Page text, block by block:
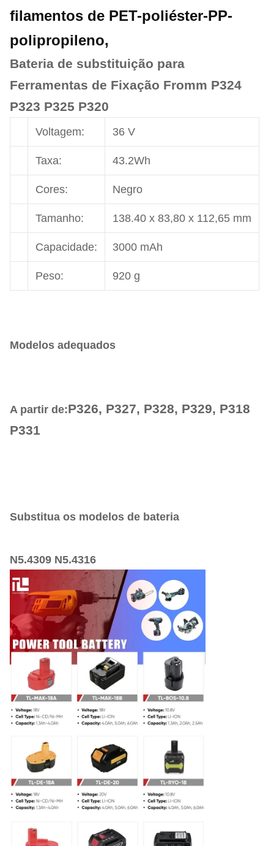
filamentos de PET-poliéster-PP-
polipropileno,
Bateria de substituição para
Ferramentas de Fixação Fromm P324
P323 P325 P320
Voltagem: 36 V
Taxa: 43.2Wh
Cores: Negro
Tamanho: 138.40 x 83,80 x 112,65 mm
Capacidade: 3000 mAh
Peso: 920 g
Modelos adequados
A partir de:P326, P327, P328, P329, P318
P331
Substitua os modelos de bateria
N5.4309 N5.4316